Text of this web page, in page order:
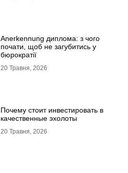
Anerkennung диплома: з чого
почати, щоб не загубитись у
бюрократії
20 Травня, 2026
Почему стоит инвестировать в
качественные эхолоты
20 Травня, 2026